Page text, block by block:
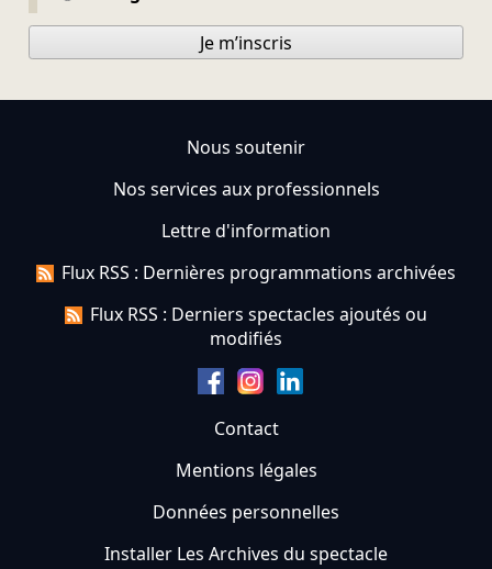
Je m’inscris
Nous soutenir
Nos services aux professionnels
Lettre d'information
Flux RSS : Dernières programmations archivées
Flux RSS : Derniers spectacles ajoutés ou
modifiés
Contact
Mentions légales
Données personnelles
Installer Les Archives du spectacle